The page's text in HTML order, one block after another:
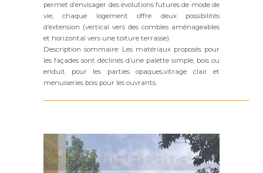
permet d’envisager des évolutions futures de mode de
vie, chaque logement offre deux possibilités
d’extension (vertical vers des combles aménageables
et horizontal vers une toiture terrasse)
Description sommaire: Les matériaux proposés pour
les façades sont déclinés d’une palette simple, bois ou
enduit pour les parties opaques,vitrage clair et
menuiseries bois pour les ouvrants.